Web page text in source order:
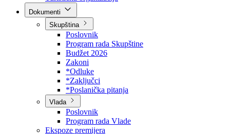
Arhiv kantona
Kantonalni stambeni fond
Turistička organizacija
Skupština
Poslovnik
Program rada Skupštine
Budžet 2026
Zakoni
*Odluke
*Zaključci
*Poslanička pitanja
Vlada